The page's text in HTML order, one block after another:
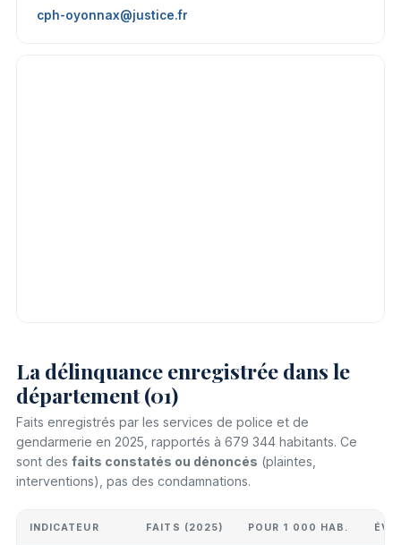
cph-oyonnax@justice.fr
La délinquance enregistrée dans le
département (01)
Faits enregistrés par les services de police et de
gendarmerie en 2025, rapportés à 679 344 habitants. Ce
sont des faits constatés ou dénoncés (plaintes,
interventions), pas des condamnations.
INDICATEUR FAITS (2025) POUR 1 000 HAB.